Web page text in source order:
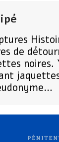
de
noires.